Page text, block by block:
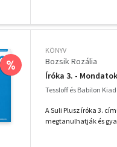
%
KÖNYV
Bozsik Rozália
Íróka 3. -
Tessloff és Babilon
A Suli Plusz íróka 3.
megtanulhatják és